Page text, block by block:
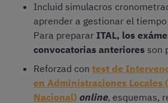
Incluid simulacros
aprender a gestionar el
Para preparar ITAL, los
convocatorias anteriores son
Reforzad con test de
en Administraciones Locales
Nacional) online, esquemas,